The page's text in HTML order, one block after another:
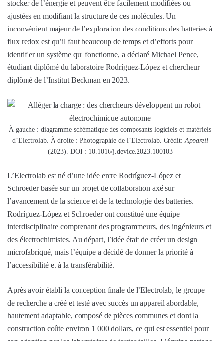
stocker de l’énergie et peuvent être facilement modifiées ou
ajustées en modifiant la structure de ces molécules. Un
inconvénient majeur de l’exploration des conditions des batteries à
flux redox est qu’il faut beaucoup de temps et d’efforts pour
identifier un système qui fonctionne, a déclaré Michael Pence,
étudiant diplômé du laboratoire Rodríguez-López et chercheur
diplômé de l’Institut Beckman en 2023.
À gauche : diagramme schématique des composants logiciels et matériels
d’Electrolab. À droite : Photographie de l’Electrolab. Crédit: Appareil
(2023). DOI : 10.1016/j.device.2023.100103
L’Electrolab est né d’une idée entre Rodríguez-López et
Schroeder basée sur un projet de collaboration axé sur
l’avancement de la science et de la technologie des batteries.
Rodríguez-López et Schroeder ont constitué une équipe
interdisciplinaire comprenant des programmeurs, des ingénieurs et
des électrochimistes. Au départ, l’idée était de créer un design
microfabriqué, mais l’équipe a décidé de donner la priorité à
l’accessibilité et à la transférabilité.
Après avoir établi la conception finale de l’Electrolab, le groupe
de recherche a créé et testé avec succès un appareil abordable,
hautement adaptable, composé de pièces communes et dont la
construction coûte environ 1 000 dollars, ce qui est essentiel pour